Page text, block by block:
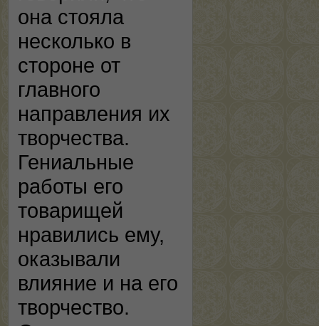
она стояла
несколько в
стороне от
главного
направления их
творчества.
Гениальные
работы его
товарищей
нравились ему,
оказывали
влияние и на его
творчество.